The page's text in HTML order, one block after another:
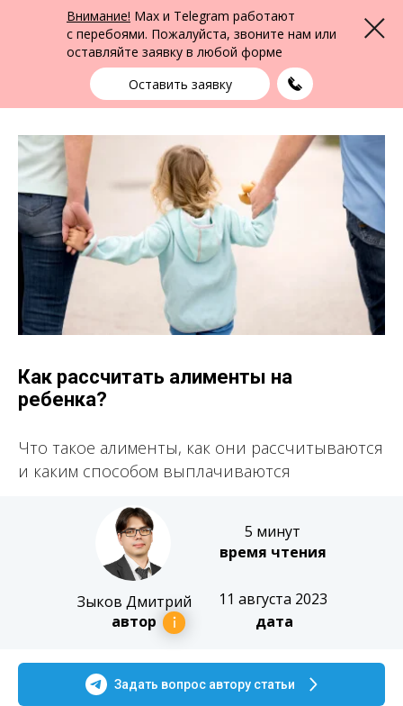
Внимание! Max и Telegram работают
с перебоями. Пожалуйста, звоните нам или
оставляйте заявку в любой форме
Оставить заявку
Юридическая помощь по всей России
ФПК Альтернатива
Меню
Выбрать город +7 (383) 388-72-90
Как рассчитать алименты на
ребенка?
Что такое алименты, как они рассчитываются
и каким способом выплачиваются
11 августа 2023
дата
5 минут
время чтения
Зыков Дмитрий
автор
Задать вопрос автору статьи